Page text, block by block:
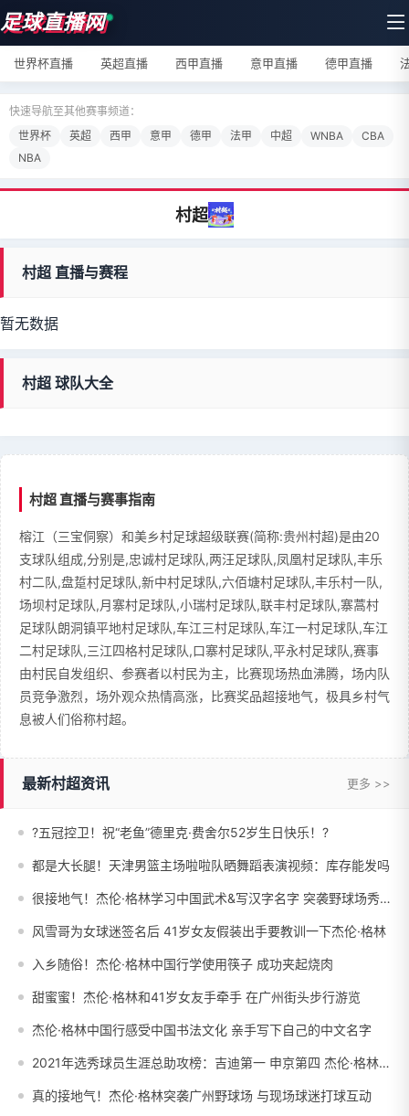
足球直播网
世界杯直播 英超直播 西甲直播 意甲直播 德甲直播
快速导航至其他赛事频道：
世界杯
英超 西甲 意甲 德甲 法甲 中超 WNBA
CBA
NBA
村超
村超 直播与赛程
暂无数据
村超 球队大全
村超 直播与赛事指南
榕江（三宝侗察）和美乡村足球超级联赛(简称:贵州村超)是由20
支球队组成,分别是,忠诚村足球队,两汪足球队,凤凰村足球队,丰乐
村二队,盘踅村足球队,新中村足球队,六佰塘村足球队,丰乐村一队,
场坝村足球队,月寨村足球队,小瑞村足球队,联丰村足球队,寨蒿村
足球队朗洞镇平地村足球队,车江三村足球队,车江一村足球队,车江
二村足球队,三江四格村足球队,口寨村足球队,平永村足球队,赛事
由村民自发组织、参赛者以村民为主，比赛现场热血沸腾，场内队
员竞争激烈，场外观众热情高涨，比赛奖品超接地气，极具乡村气
息被人们俗称村超。
最新村超资讯 更多 >>
?五冠控卫！祝“老鱼”德里克·费舍尔52岁生日快乐！?
都是大长腿！天津男篮主场啦啦队晒舞蹈表演视频：库存能发吗
很接地气！杰伦·格林学习中国武术&写汉字名字 突袭野球场秀三分
风雪哥为女球迷签名后 41岁女友假装出手要教训一下杰伦·格林
入乡随俗！杰伦·格林中国行学使用筷子 成功夹起烧肉
甜蜜蜜！杰伦·格林和41岁女友手牵手 在广州街头步行游览
杰伦·格林中国行感受中国书法文化 亲手写下自己的中文名字
2021年选秀球员生涯总助攻榜：吉迪第一 申京第四 杰伦·格林第八
真的接地气！杰伦·格林突袭广州野球场 与现场球迷打球互动